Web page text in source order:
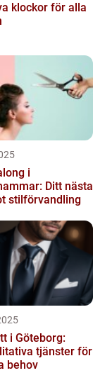
klockor för alla
i
Ditt nästa
stilförvandling
i Göteborg:
tjänster för
behov